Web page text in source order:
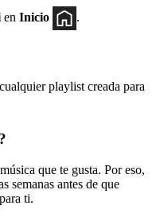
en Inicio .
playlist creada para
que te gusta. Por eso,
semanas antes de que
ti.